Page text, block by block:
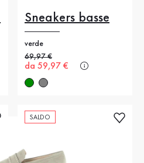
Sneakers basse
verde
Prezzo precedente
69,97 €
Nuovo prezzo
da 59,97 €
SALDO